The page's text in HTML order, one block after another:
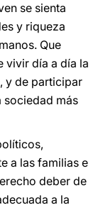
se sienta
y riqueza
Que
vivir día a día la
y de participar
sociedad más
a las familias e
deber de
a la